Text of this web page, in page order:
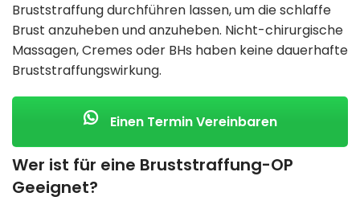
Bruststraffung durchführen lassen, um die schlaffe
Brust anzuheben und anzuheben. Nicht-chirurgische
Massagen, Cremes oder BHs haben keine dauerhafte
Bruststraffungswirkung.
Einen Termin Vereinbaren
Wer ist für eine Bruststraffung-OP
Geeignet?